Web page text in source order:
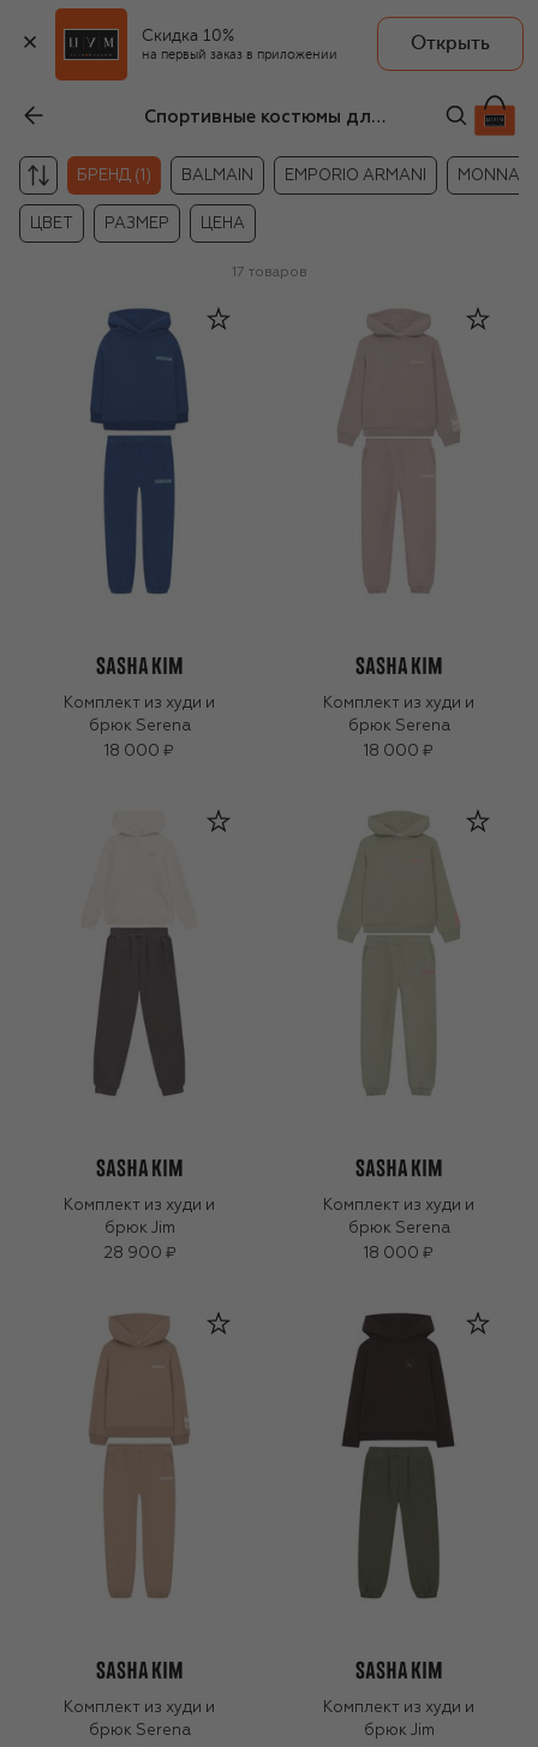
Скидка 10%
на первый заказ в приложении
Открыть
Спортивные костюмы для девочек Sasha Kim
БРЕНД (1) BALMAIN EMPORIO ARMANI
ЦВЕТ РАЗМЕР ЦЕНА
17 товаров
Комплект из худи и
брюк Serena
18 000 ₽
Комплект из худи и
брюк Serena
18 000 ₽
Комплект из худи и
брюк Jim
28 900 ₽
Комплект из худи и
брюк Serena
18 000 ₽
Комплект из худи и
брюк Serena
Комплект из худи и
брюк Jim